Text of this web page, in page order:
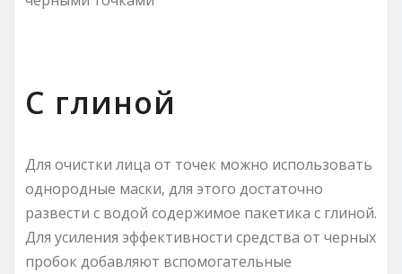
С глиной
Для очистки лица от точек можно использовать
однородные маски, для этого достаточно
развести с водой содержимое пакетика с глиной.
Для усиления эффективности средства от черных
пробок добавляют вспомогательные